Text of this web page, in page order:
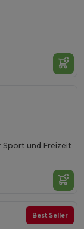
und Freizeit
Best Seller